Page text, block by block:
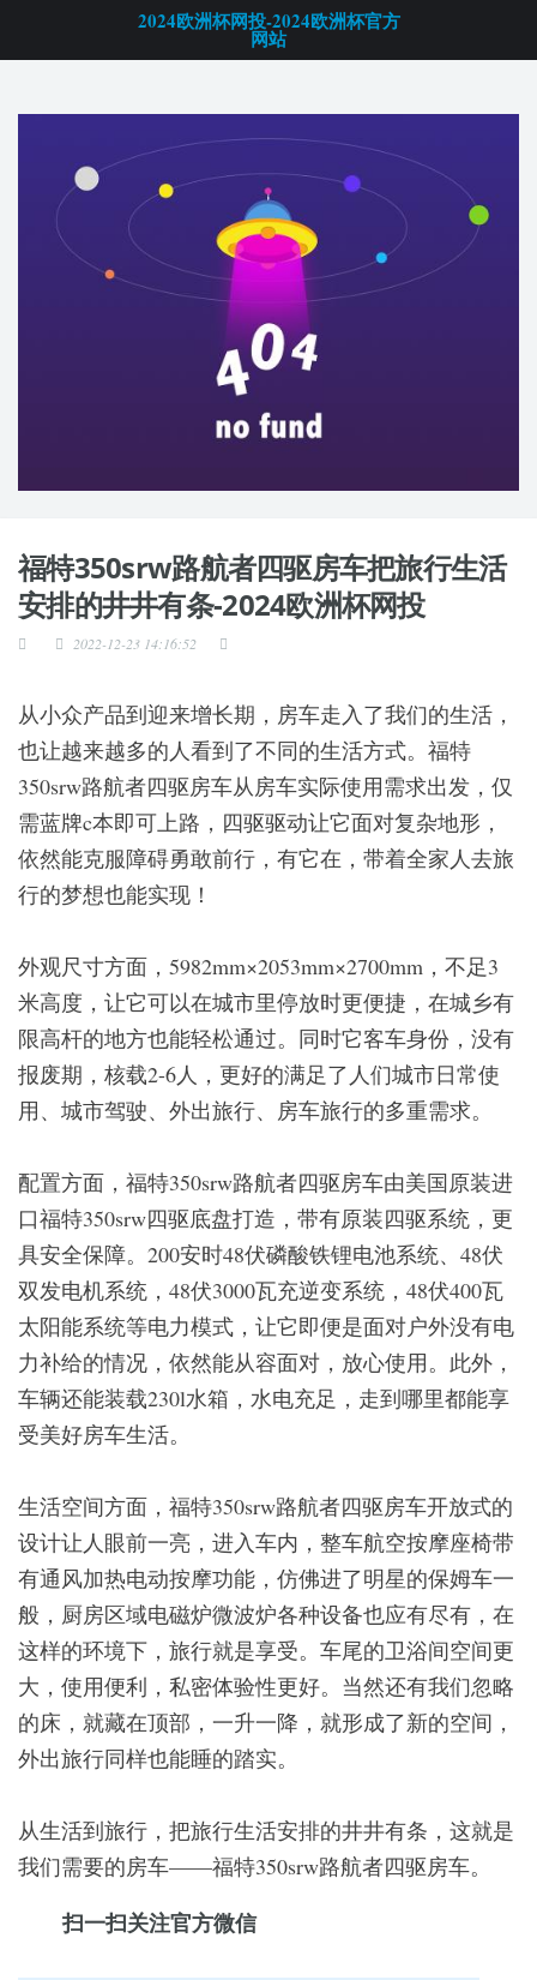
2024欧洲杯网投-2024欧洲杯官方
网站
福特350srw路航者四驱房车把旅行生活
安排的井井有条-2024欧洲杯网投
2022-12-23 14:16:52
从小众产品到迎来增长期，房车走入了我们的生活，
也让越来越多的人看到了不同的生活方式。福特
350srw路航者四驱房车从房车实际使用需求出发，仅
需蓝牌c本即可上路，四驱驱动让它面对复杂地形，
依然能克服障碍勇敢前行，有它在，带着全家人去旅
行的梦想也能实现！
外观尺寸方面，5982mm×2053mm×2700mm，不足3
米高度，让它可以在城市里停放时更便捷，在城乡有
限高杆的地方也能轻松通过。同时它客车身份，没有
报废期，核载2-6人，更好的满足了人们城市日常使
用、城市驾驶、外出旅行、房车旅行的多重需求。
配置方面，福特350srw路航者四驱房车由美国原装进
口福特350srw四驱底盘打造，带有原装四驱系统，更
具安全保障。200安时48伏磷酸铁锂电池系统、48伏
双发电机系统，48伏3000瓦充逆变系统，48伏400瓦
太阳能系统等电力模式，让它即便是面对户外没有电
力补给的情况，依然能从容面对，放心使用。此外，
车辆还能装载230l水箱，水电充足，走到哪里都能享
受美好房车生活。
生活空间方面，福特350srw路航者四驱房车开放式的
设计让人眼前一亮，进入车内，整车航空按摩座椅带
有通风加热电动按摩功能，仿佛进了明星的保姆车一
般，厨房区域电磁炉微波炉各种设备也应有尽有，在
这样的环境下，旅行就是享受。车尾的卫浴间空间更
大，使用便利，私密体验性更好。当然还有我们忽略
的床，就藏在顶部，一升一降，就形成了新的空间，
外出旅行同样也能睡的踏实。
从生活到旅行，把旅行生活安排的井井有条，这就是
我们需要的房车——福特350srw路航者四驱房车。
扫一扫关注官方微信